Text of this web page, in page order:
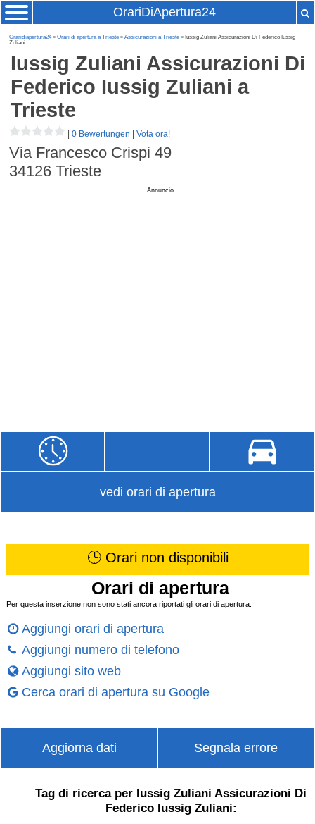
OrariDiApertura24
Oraridiapertura24»Orari di apertura a Trieste »Assicurazioni a Trieste » Iussig Zuliani Assicurazioni Di Federico Iussig
Zuliani
Iussig Zuliani Assicurazioni Di
Federico Iussig Zuliani a
Trieste
|0 Bewertungen |Vota ora!
Via Francesco Crispi 49
34126 Trieste
Annuncio
vedi orari di apertura
🕒 Orari non disponibili
Orari di apertura
Per questa inserzione non sono stati ancora riportati gli orari di apertura.
Aggiungi orari di apertura
Aggiungi numero di telefono
Aggiungi sito web
Cerca orari di apertura su Google
Aggiorna dati Segnala errore
Tag di ricerca per Iussig Zuliani Assicurazioni Di
Federico Iussig Zuliani: